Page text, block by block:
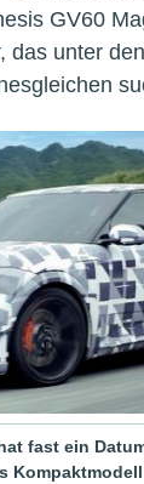
GV60
das unter
fast ein